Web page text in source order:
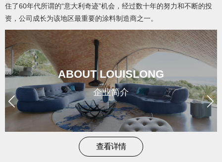
频
brand
形
住了60年代所谓的“意大利奇迹”机会，经过数十年的努力和不断的投
资，公司成长为该地区最重要的涂料制造商之一。
ABOUT LOUISLONG
企业简介
查看详情